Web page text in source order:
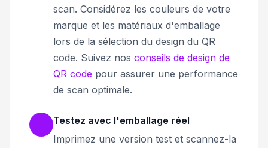
scan. Considérez les couleurs de votre
marque et les matériaux d'emballage
lors de la sélection du design du QR
code. Suivez nos conseils de design de
QR code pour assurer une performance
de scan optimale.
Testez avec l'emballage réel
Imprimez une version test et scannez-la